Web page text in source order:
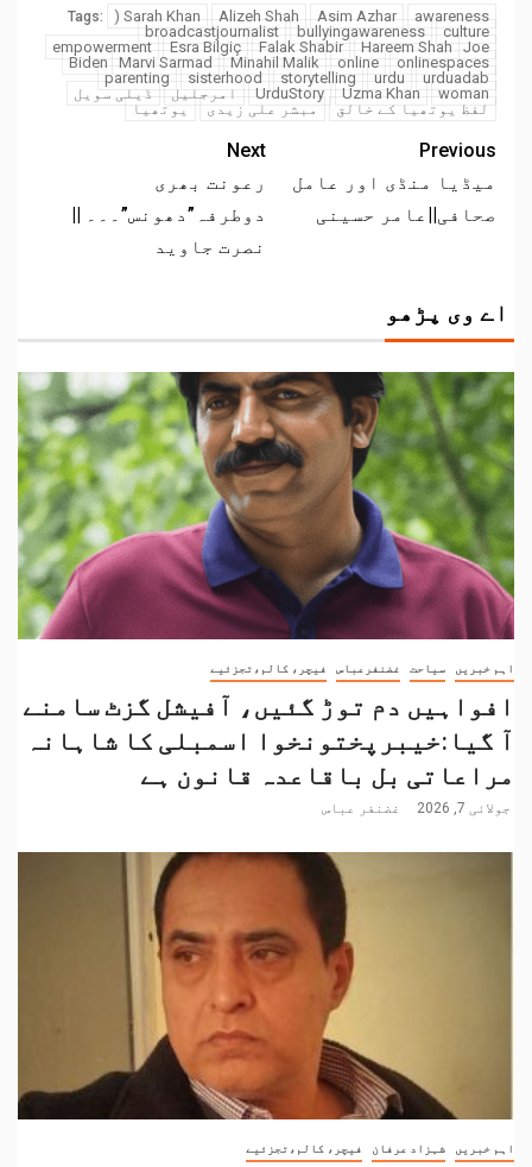
Tags: ) Sarah Khan Alizeh Shah Asim Azhar
awareness
broadcastjournalist
bullyingawareness
culture
empowerment
Esra Bilgiç Falak Shabir Hareem Shah
Joe
Biden
Marvi Sarmad Minahil Malik online
onlinespaces
parenting
sisterhood storytelling urdu
urduadab
UrduStory
Uzma Khan woman امرجلیل
ڈیلی سویل
لفظ یوتھیا کے خالق
مبشر علی زیدی یوتھیا
Previous
میڈیا منڈی اور عامل
صحافی||عامر حسینی
Next
رعونت بھری
دوطرفہ”دھونس”۔۔۔ ||
نصرت جاوید
اے وی پڑھو
اہم خبریں سیاحت غضنفرعباس فیچر، کالم،تجزئیے
افواہیں دم توڑ گئیں، آفیشل گزٹ سامنے
آ گیا:خیبرپختونخوا اسمبلی کا شاہانہ
مراعاتی بل باقاعدہ قانون ہے
جولائی 7, 2026 غضنفر عباس
اہم خبریں شہزاد عرفان فیچر، کالم،تجزئیے